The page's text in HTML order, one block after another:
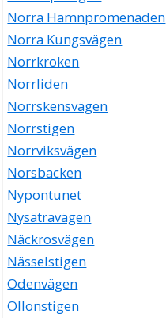
Norra Hamnpromenaden
Norra Kungsvägen
Norrkroken
Norrliden
Norrskensvägen
Norrstigen
Norrviksvägen
Norsbacken
Nypontunet
Nysätravägen
Näckrosvägen
Nässelstigen
Odenvägen
Ollonstigen